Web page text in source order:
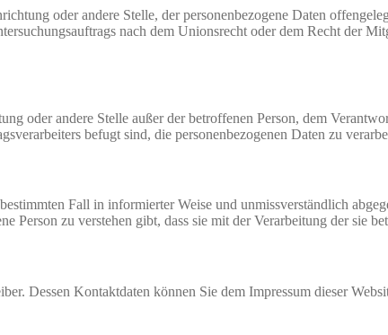
oder andere Stelle, der personenbezogene Daten
nach dem Unionsrecht oder dem Recht der
oder andere Stelle außer der betroffenen Person, dem
befugt sind, die personenbezogenen Daten zu
Fall in informierter Weise und unmissverständlich
Person zu verstehen gibt, dass sie mit der Verarbeitung der sie
Dessen Kontaktdaten können Sie dem Impressum dieser